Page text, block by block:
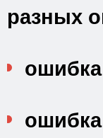
разных
ошибка